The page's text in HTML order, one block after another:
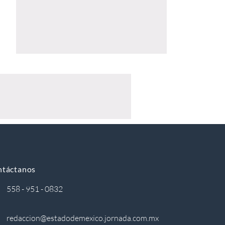
558 - 951 - 0832
redaccion@estadodemexico.jornada.com.mx